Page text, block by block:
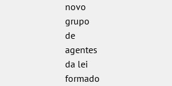
novo
grupo
de
agentes
da lei
formado